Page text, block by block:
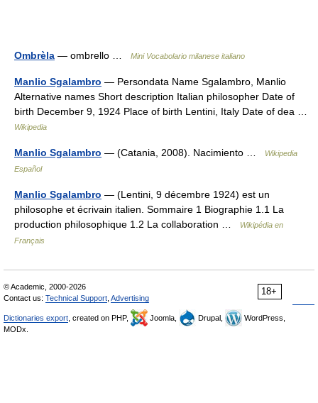
Ombrèla — ombrello … Mini Vocabolario milanese italiano
Manlio Sgalambro — Persondata Name Sgalambro, Manlio
Alternative names Short description Italian philosopher Date of
birth December 9, 1924 Place of birth Lentini, Italy Date of dea …
Wikipedia
Manlio Sgalambro — (Catania, 2008). Nacimiento …
Wikipedia
Español
Manlio Sgalambro — (Lentini, 9 décembre 1924) est un
philosophe et écrivain italien. Sommaire 1 Biographie 1.1 La
production philosophique 1.2 La collaboration …
Wikipédia en
Français
18+
© Academic, 2000-2026
Contact us: Technical Support Advertising
Dictionaries export , created on PHP, Joomla, Drupal,
WordPress,
MODx.